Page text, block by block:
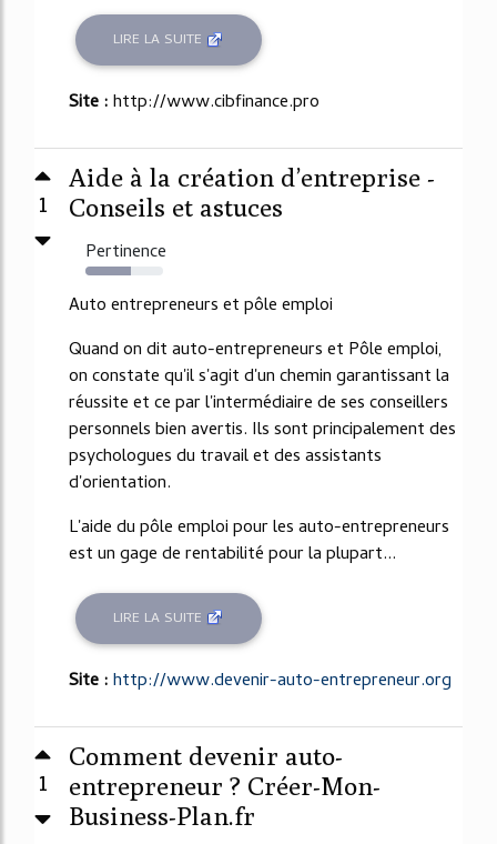
LIRE LA SUITE
Site :http://www.cibfinance.pro
1
Aide à la création d’entreprise -
Conseils et astuces
Pertinence
59%
Auto entrepreneurs et pôle emploi
Quand on dit auto-entrepreneurs et Pôle emploi,
on constate qu'il s'agit d'un chemin garantissant la
réussite et ce par l'intermédiaire de ses conseillers
personnels bien avertis. Ils sont principalement des
psychologues du travail et des assistants
d'orientation.
L'aide du pôle emploi pour les auto-entrepreneurs
est un gage de rentabilité pour la plupart...
LIRE LA SUITE
Site :http://www.devenir-auto-entrepreneur.org
1
Comment devenir auto-
entrepreneur ? Créer-Mon-
Business-Plan.fr